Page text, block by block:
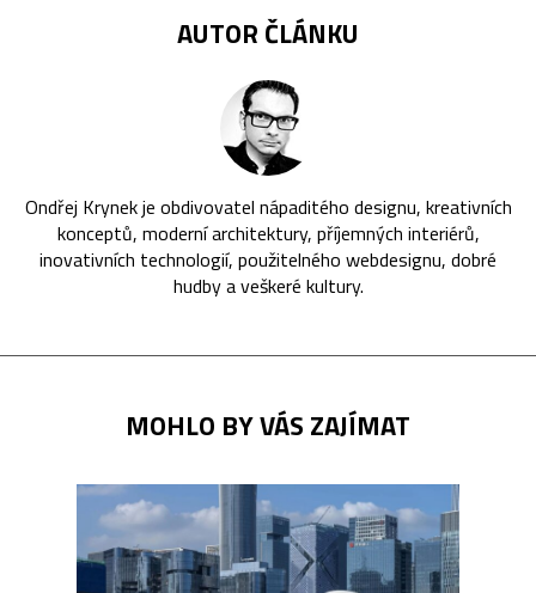
AUTOR ČLÁNKU
Ondřej Krynek je obdivovatel nápaditého designu, kreativních
konceptů, moderní architektury, příjemných interiérů,
inovativních technologií, použitelného webdesignu, dobré
hudby a veškeré kultury.
MOHLO BY VÁS ZAJÍMAT